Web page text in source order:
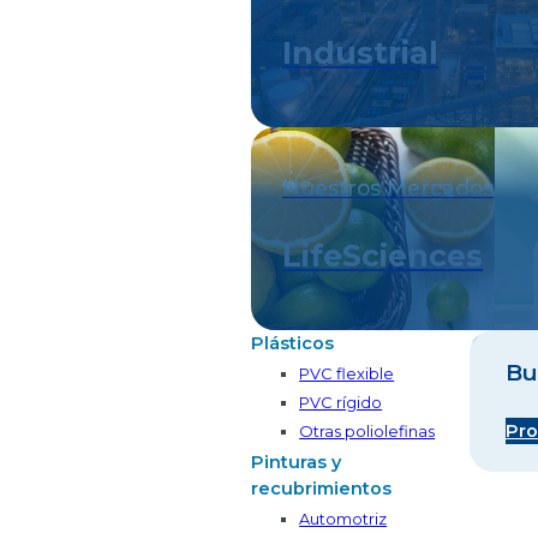
Industrial
Nuestros Mercados
LifeSciences
Plásticos
PVC flexible
PVC rígido
Otras poliolefinas
Pinturas y
recubrimientos
Automotriz